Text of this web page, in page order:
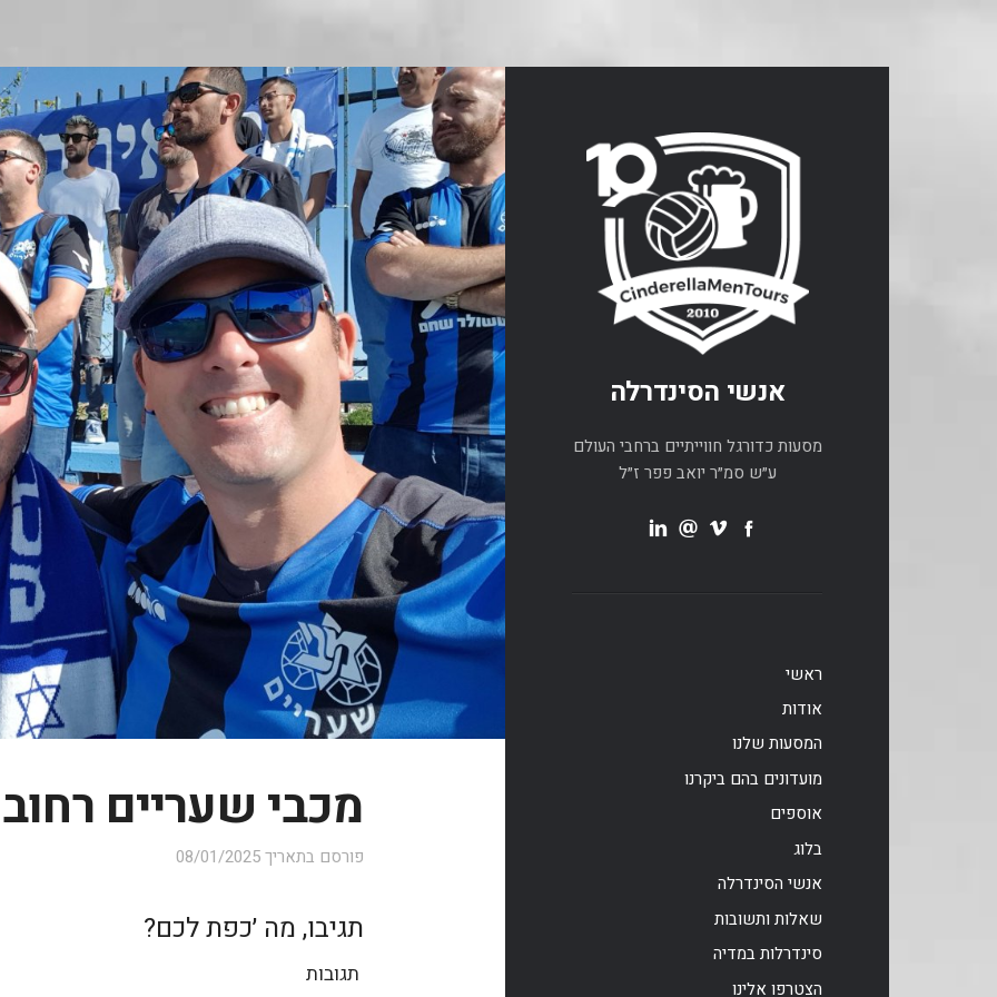
אנשי הסינדרלה
מסעות כדורגל חווייתיים ברחבי העולם
ע״ש סמ״ר יואב פפר ז״ל
ראשי
אודות
המסעות שלנו
מועדונים בהם ביקרנו
אוספים
בלוג
אנשי הסינדרלה
שאלות ותשובות
סינדרלות במדיה
הצטרפו אלינו
מכבי שעריים
פורסם בתאריך08/01/2025
תגיבו, מה ׳כפת לכם?
תגובות